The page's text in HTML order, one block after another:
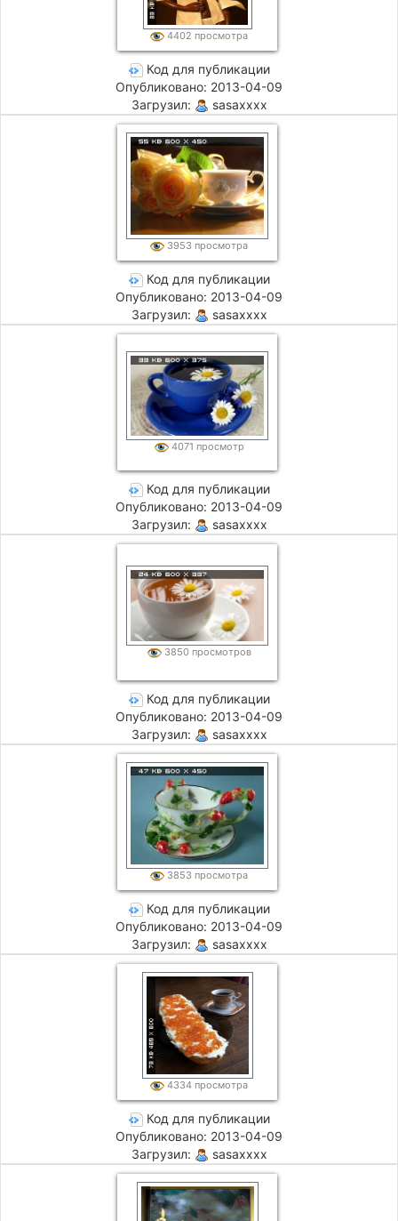
4402 просмотра
Код для публикации
Опубликовано: 2013-04-09
Загрузил:
sasaxxxx
3953 просмотра
Код для публикации
Опубликовано: 2013-04-09
Загрузил:
sasaxxxx
4071 просмотр
Код для публикации
Опубликовано: 2013-04-09
Загрузил:
sasaxxxx
3850 просмотров
Код для публикации
Опубликовано: 2013-04-09
Загрузил:
sasaxxxx
3853 просмотра
Код для публикации
Опубликовано: 2013-04-09
Загрузил:
sasaxxxx
4334 просмотра
Код для публикации
Опубликовано: 2013-04-09
Загрузил:
sasaxxxx